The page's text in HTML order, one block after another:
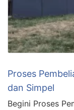
Proses
dan Simpel
Begini Proses